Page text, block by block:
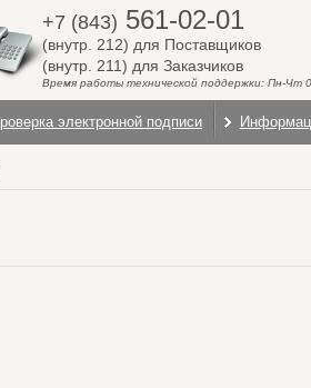
+7 (843) 561-02-01
(внутр. 212) для Поставщиков
(внутр. 211) для Заказчиков
Время работы технической поддержки: Пн-Чт
электронной подписи